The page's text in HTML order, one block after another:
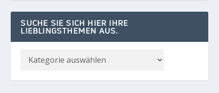
SUCHE SIE SICH HIER IHRE
LIEBLINGSTHEMEN AUS.